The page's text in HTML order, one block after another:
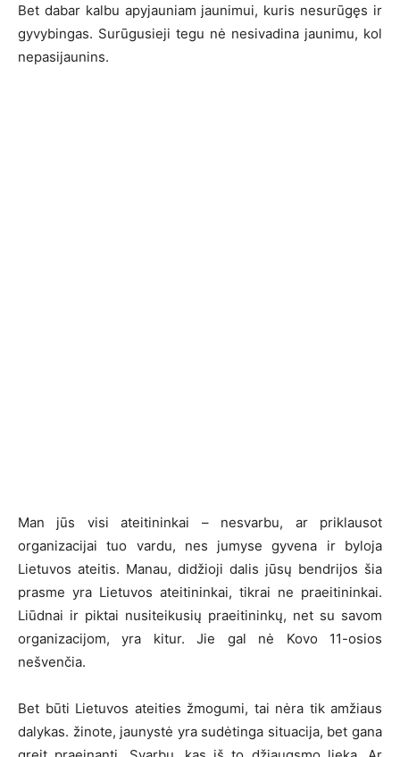
Bet dabar kalbu apyjauniam jaunimui, kuris nesurūgęs ir
gyvybingas. Surūgusieji tegu nė nesivadina jaunimu, kol
nepasijaunins.
Man jūs visi ateitininkai – nesvarbu, ar priklausot
organizacijai tuo vardu, nes jumyse gyvena ir byloja
Lietuvos ateitis. Manau, didžioji dalis jūsų bendrijos šia
prasme yra Lietuvos ateitininkai, tikrai ne praeitininkai.
Liūdnai ir piktai nusiteikusių praeitininkų, net su savom
organizacijom, yra kitur. Jie gal nė Kovo 11-osios
nešvenčia.
Bet būti Lietuvos ateities žmogumi, tai nėra tik amžiaus
dalykas. žinote, jaunystė yra sudėtinga situacija, bet gana